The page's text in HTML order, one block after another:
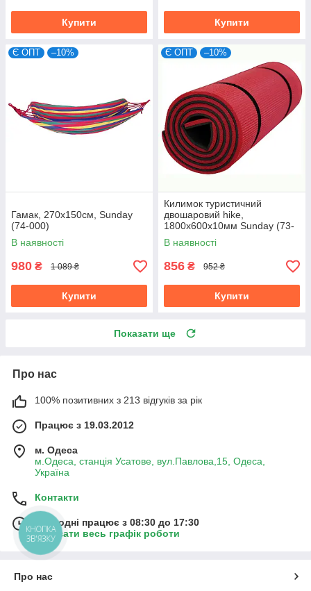
Купити Купити
Є ОПТ –10%
Гамак, 270х150см, Sunday
(74-000)
В наявності
980 ₴ 1 089 ₴
Купити
Є ОПТ –10%
Килимок туристичний
двошаровий hike,
1800х600х10мм Sunday (73-
079-1)
В наявності
856 ₴ 952 ₴
Купити
Показати ще
Про нас
100% позитивних з 213 відгуків за рік
Працює з 19.03.2012
м. Одеса
м.Одеса, станція Усатове, вул.Павлова,15, Одеса,
Україна
Контакти
Сьогодні працює з 08:30 до 17:30
Показати весь графік роботи
Про нас
КНОПКА
ЗВ'ЯЗКУ